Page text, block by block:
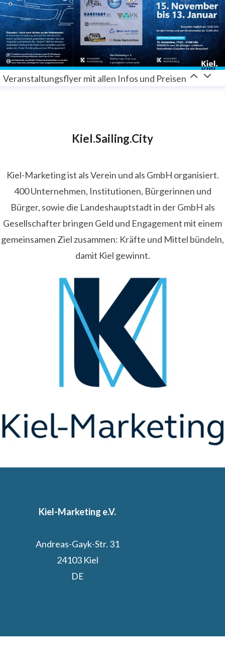
Veranstaltungsflyer mit allen Infos und Preisen
Kiel.Sailing.City
Kiel-Marketing ist als Verein und als GmbH organisiert.
400 Unternehmen, Institutionen, Bürgerinnen und
Bürger, sowie die Landeshauptstadt in der GmbH als
Gesellschafter bringen Geld und Engagement mit einem
gemeinsamen Ziel zusammen: Kräfte und Mittel bündeln,
damit Kiel gewinnt.
Kiel-Marketing e.V.
Andreas-Gayk-Str. 31
24103 Kiel
DE